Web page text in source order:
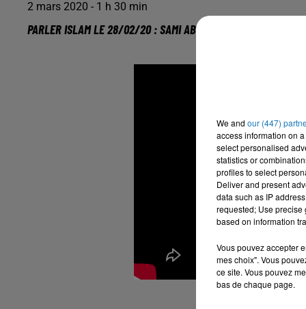
2 mars 2020 - 1 h 30 min
PARLER ISLAM LE 28/02/20 : SAMI ABDELSALAM
We and our (447)
access information on
select personalised
statistics or
profiles to select
Deliver and present
data such as IP
requested; Use precise
based on information
Vous pouvez accepter
mes choix". Vous
ce site. Vous pouvez
bas de chaque page.